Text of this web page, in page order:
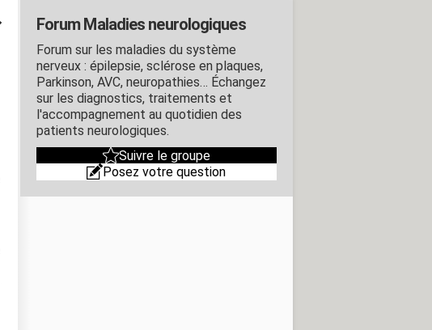
Forum Maladies neurologiques
Forum sur les maladies du système
nerveux : épilepsie, sclérose en plaques,
Parkinson, AVC, neuropathies… Échangez
sur les diagnostics, traitements et
l'accompagnement au quotidien des
patients neurologiques.
Suivre le groupe
Posez votre question